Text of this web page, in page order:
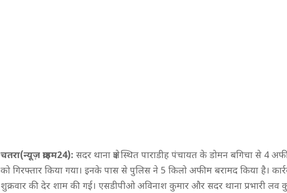
चतरा(न्यूज़ क्राइम24): सदर थाना क्षेत्र स्थित पाराडीह पंचायत के डोमन बगिचा से 4
को गिरफ्तार किया गया। इनके पास से पुलिस ने 5 किलो अफीम बरामद किया है।
शुक्रवार की देर शाम की गई। एसडीपीओ अविनाश कुमार और सदर थाना प्रभारी लव